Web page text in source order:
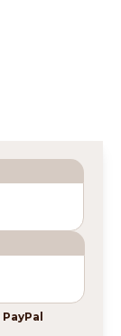
PayPal